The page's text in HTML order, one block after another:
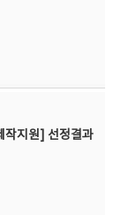
작지원] 선정결과